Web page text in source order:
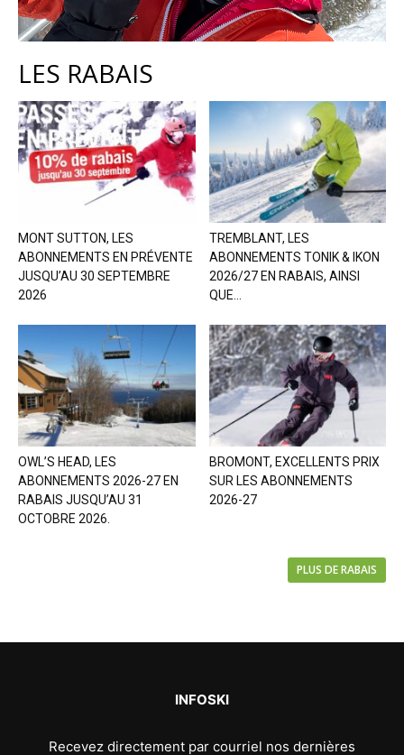
LES RABAIS
MONT SUTTON, LES
ABONNEMENTS EN PRÉVENTE
JUSQU’AU 30 SEPTEMBRE
2026
TREMBLANT, LES
ABONNEMENTS TONIK & IKON
2026/27 EN RABAIS, AINSI
QUE...
OWL’S HEAD, LES
ABONNEMENTS 2026-27 EN
RABAIS JUSQU’AU 31
OCTOBRE 2026.
BROMONT, EXCELLENTS PRIX
SUR LES ABONNEMENTS
2026-27
PLUS DE RABAIS
INFOSKI
Recevez directement par courriel nos dernières